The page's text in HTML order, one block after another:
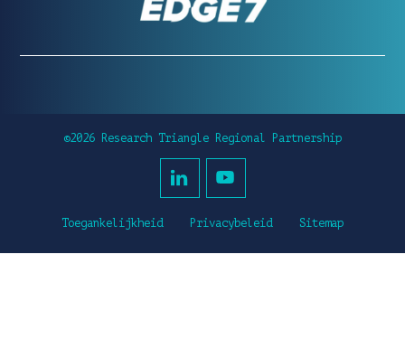
©2026 Research Triangle Regional Partnership
Toegankelijkheid Privacybeleid Sitemap